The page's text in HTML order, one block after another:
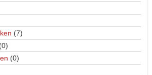
(7)
(0)
(0)